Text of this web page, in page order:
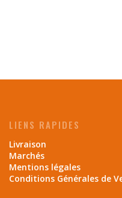
LIENS RAPIDES
Livraison
Marchés
Mentions légales
Conditions Générales de